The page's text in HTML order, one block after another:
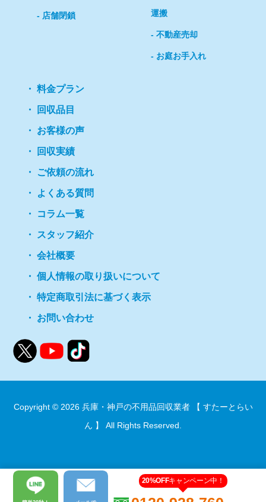
店舗閉鎖
運搬
不動産売却
お庭お手入れ
料金プラン
回収品目
お客様の声
回収実績
ご依頼の流れ
よくある質問
コラム一覧
スタッフ紹介
会社概要
個人情報の取り扱いについて
特定商取引法に基づく表示
お問い合わせ
Copyright © 2026 兵庫・神戸の不用品回収業者 【 すたーとらい
ん 】
All Rights Reserved.
20%OFFキャンペーン中！